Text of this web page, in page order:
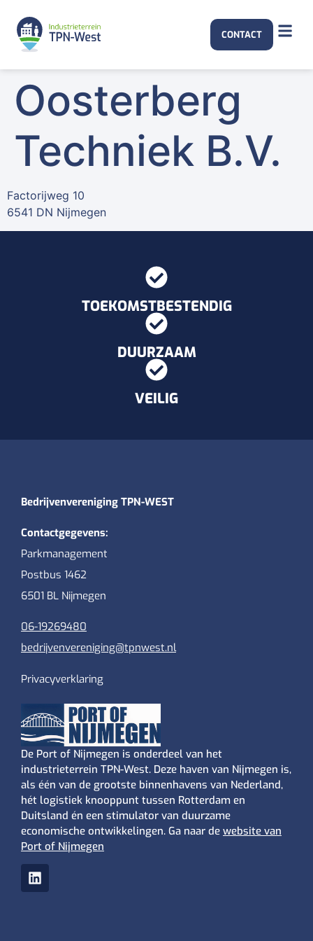
CONTACT
Oosterberg
Techniek B.V.
Factorijweg 10
6541 DN Nijmegen
TOEKOMSTBESTENDIG
DUURZAAM
VEILIG
Bedrijvenvereniging TPN-WEST
Contactgegevens:
Parkmanagement
Postbus 1462
6501 BL Nijmegen
06-19269480
bedrijvenvereniging@tpnwest.nl
Privacyverklaring
De Port of Nijmegen is onderdeel van het
industrieterrein TPN-West. Deze haven van Nijmegen is,
als één van de grootste binnenhavens van Nederland,
hét logistiek knooppunt tussen Rotterdam en
Duitsland én een stimulator van duurzame
economische ontwikkelingen. Ga naar de website van
Port of Nijmegen